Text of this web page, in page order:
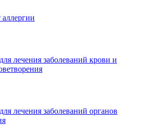
аллергии
лечения заболеваний крови и
лечения заболеваний органов